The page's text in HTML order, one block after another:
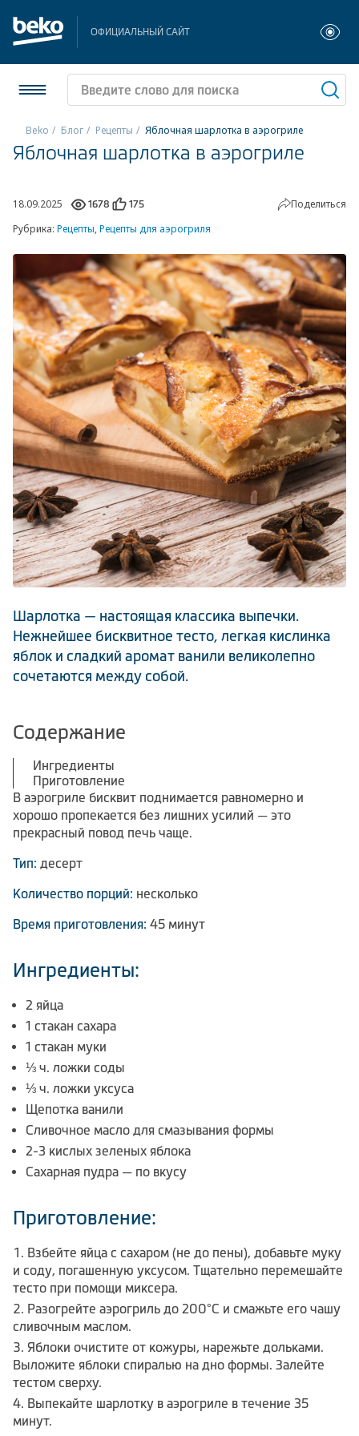
ОФИЦИАЛЬНЫЙ САЙТ
Холодильники и морозильники
Стиральные и сушильные машины
Посудомоечные машины
Плиты
Встраиваемая техника
Малая бытовая техника
Климатическая техника
Сравнить 0
Beko Блог Рецепты Яблочная шарлотка в аэрогриле
Яблочная шарлотка в аэрогриле
18.09.2025 1678 175
Поделиться
Рубрика: Рецепты,Рецепты для аэрогриля
Шарлотка — настоящая классика выпечки.
Нежнейшее бисквитное тесто, легкая кислинка
яблок и сладкий аромат ванили великолепно
сочетаются между собой.
Содержание
Ингредиенты
Приготовление
В аэрогриле бисквит поднимается равномерно и
хорошо пропекается без лишних усилий — это
прекрасный повод печь чаще.
Тип: десерт
Количество порций: несколько
Время приготовления: 45 минут
Ингредиенты:
2 яйца
1 стакан сахара
1 стакан муки
⅓ ч. ложки соды
⅓ ч. ложки уксуса
Щепотка ванили
Сливочное масло для смазывания формы
2-3 кислых зеленых яблока
Сахарная пудра — по вкусу
Приготовление:
Взбейте яйца с сахаром (не до пены), добавьте муку
и соду, погашенную уксусом. Тщательно перемешайте
тесто при помощи миксера.
Разогрейте аэрогриль до 200°С и смажьте его чашу
сливочным маслом.
Яблоки очистите от кожуры, нарежьте дольками.
Выложите яблоки спиралью на дно формы. Залейте
тестом сверху.
Выпекайте шарлотку в аэрогриле в течение 35
минут.